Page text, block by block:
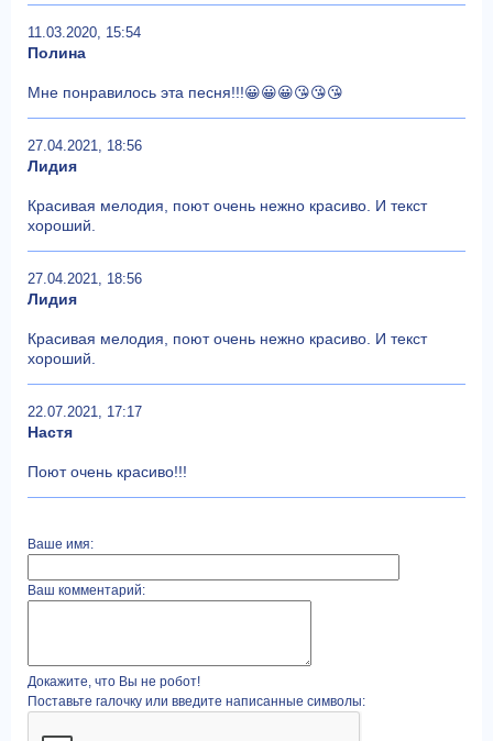
11.03.2020, 15:54
Полина
Мне понравилось эта песня!!!😀😀😀😘😘😘
27.04.2021, 18:56
Лидия
Красивая мелодия, поют очень нежно красиво. И текст
хороший.
27.04.2021, 18:56
Лидия
Красивая мелодия, поют очень нежно красиво. И текст
хороший.
22.07.2021, 17:17
Настя
Поют очень красиво!!!
Ваше имя:
Ваш комментарий:
Докажите, что Вы не робот!
Поставьте галочку или введите написанные символы: